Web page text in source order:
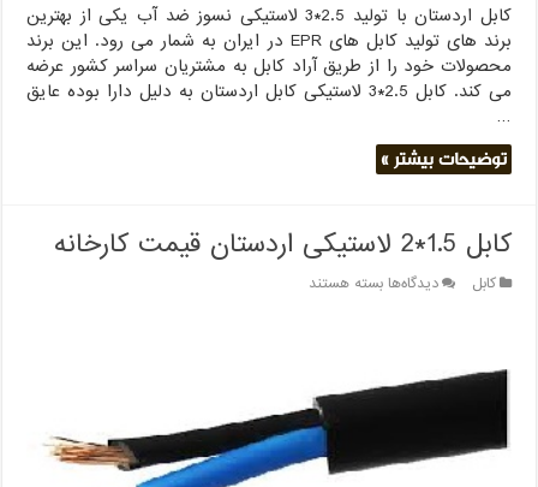
کابل اردستان با تولید 2.5*3 لاستیکی نسوز ضد آب یکی از بهترین
برند های تولید کابل های EPR در ایران به شمار می رود. این برند
محصولات خود را از طریق آراد کابل به مشتریان سراسر کشور عرضه
می کند. کابل 2.5*3 لاستیکی کابل اردستان به دلیل دارا بوده عایق
…
توضیحات بیشتر »
کابل 1.5*2 لاستیکی اردستان قیمت کارخانه
کابل دیدگاه‌هابرای
قیمت
بسته هستند